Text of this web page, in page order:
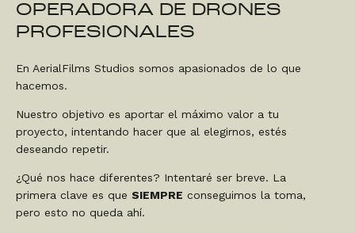
OPERADORA DE DRONES
PROFESIONALES
En AerialFilms Studios somos apasionados de lo que
hacemos.
Nuestro objetivo es aportar el máximo valor a tu
proyecto, intentando hacer que al elegirnos, estés
deseando repetir.
¿Qué nos hace diferentes? Intentaré ser breve. La
primera clave es que SIEMPRE conseguimos la toma,
pero esto no queda ahí.